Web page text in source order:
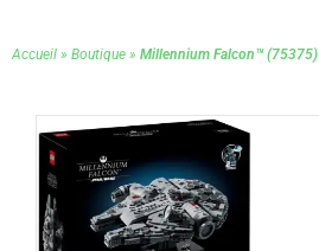
Accueil » Boutique » Millennium Falcon™ (75375)